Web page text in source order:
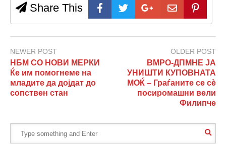
Share This
NEWER POST
НБМ СО НОВИ МЕРКИ
Ќе им помогнеме на
младите да дојдат до
сопствен стан
OLDER POST
ВМРО-ДПМНЕ ЈА
УНИШТИ КУПОВНАТА
МОЌ – Граѓаните се сѐ
посиромашни вели
Филипче